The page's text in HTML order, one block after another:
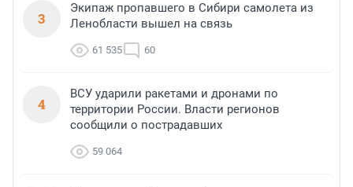
3
Экипаж пропавшего в Сибири самолета из
Ленобласти вышел на связь
61 535 60
4
ВСУ ударили ракетами и дронами по
территории России. Власти регионов
сообщили о пострадавших
59 064